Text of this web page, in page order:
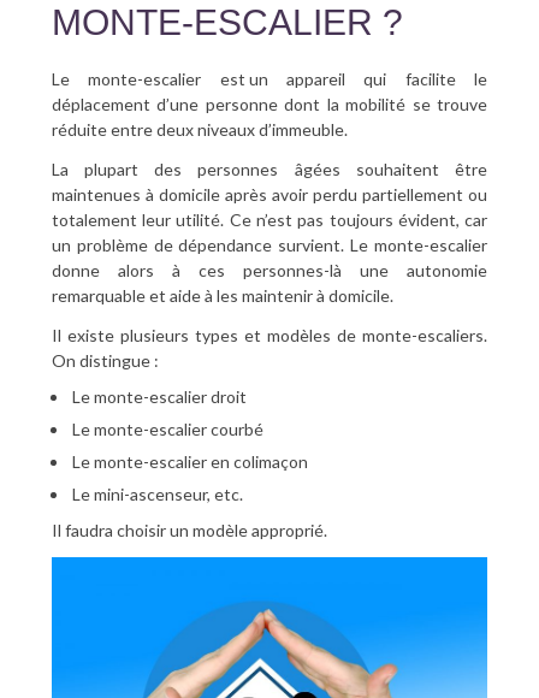
MONTE-ESCALIER ?
Le monte-escalier est un appareil qui facilite le
déplacement d’une personne dont la mobilité se trouve
réduite entre deux niveaux d’immeuble.
La plupart des personnes âgées souhaitent être
maintenues à domicile après avoir perdu partiellement ou
totalement leur utilité. Ce n’est pas toujours évident, car
un problème de dépendance survient. Le monte-escalier
donne alors à ces personnes-là une autonomie
remarquable et aide à les maintenir à domicile.
Il existe plusieurs types et modèles de monte-escaliers.
On distingue :
Le monte-escalier droit
Le monte-escalier courbé
Le monte-escalier en colimaçon
Le mini-ascenseur, etc.
Il faudra choisir un modèle approprié.